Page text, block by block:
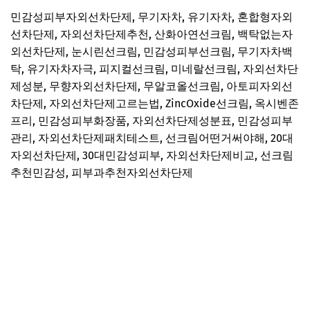
민감성피부자외선차단제, 무기자차, 유기자차, 혼합형자외
선차단제, 자외선차단제추천, 산화아연선크림, 백탁없는자
외선차단제, 눈시린선크림, 민감성피부선크림, 무기자차백
탁, 유기자차자극, 피지컬선크림, 미네랄선크림, 자외선차단
제성분, 무향자외선차단제, 무알코올선크림, 아토피자외선
차단제, 자외선차단제고르는법, ZincOxide선크림, 옥시벤존
프리, 민감성피부화장품, 자외선차단제성분표, 민감성피부
관리, 자외선차단제패치테스트, 선크림어떤거써야해, 20대
자외선차단제, 30대민감성피부, 자외선차단제비교, 선크림
추천민감성, 피부과추천자외선차단제